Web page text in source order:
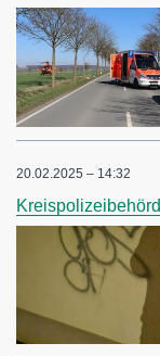
20.02.2025 – 14:32